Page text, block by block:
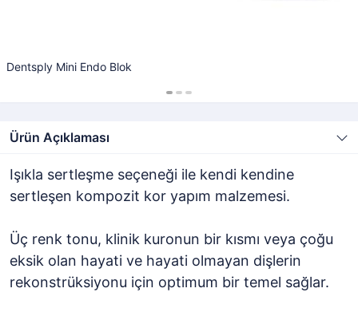
Dentsply Mini Endo Blok
Ürün Açıklaması
Işıkla sertleşme seçeneği ile kendi kendine
sertleşen kompozit kor yapım malzemesi.
Üç renk tonu, klinik kuronun bir kısmı veya çoğu
eksik olan hayati ve hayati olmayan dişlerin
rekonstrüksiyonu için optimum bir temel sağlar.